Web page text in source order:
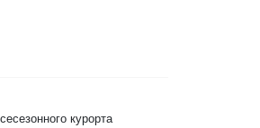
курорта